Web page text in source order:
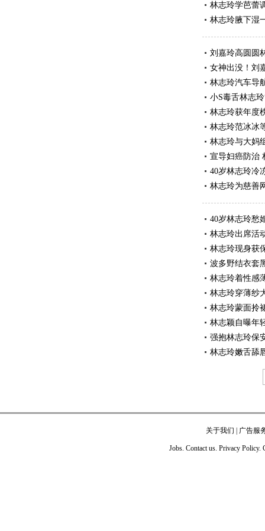
林志玲学芭蕾
林志玲腋下湿
刘嘉玲高圆圆
女神出没！刘
林志玲汽车导
小S毒舌林志
林志玲获年度
林志玲范冰冰
林志玲与大妈
宣导妇癌防治
40岁林志玲冷
林志玲为慈善
40岁林志玲愁
林志玲出席活
林志玲现身获
波多野结衣套
林志玲着性感
林志玲穿薄纱
林志玲蒙面拎
林志颖自曝年
强抱林志玲保
林志玲嫩舌舔
关于我们 广告服
Jobs. Contact us. Privacy